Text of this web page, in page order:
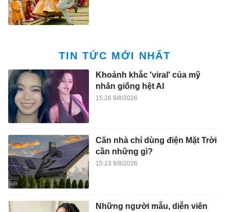
TIN TỨC MỚI NHẤT
Khoảnh khắc 'viral' của mỹ
nhân giống hệt AI
15:26 9/8/2026
Căn nhà chỉ dùng điện Mặt Trời
cần những gì?
15:23 9/8/2026
Những người mẫu, diễn viên